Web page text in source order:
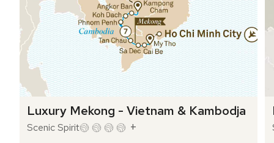
Luxury Mekong - Vietnam & Kambodja
Scenic Spirit +